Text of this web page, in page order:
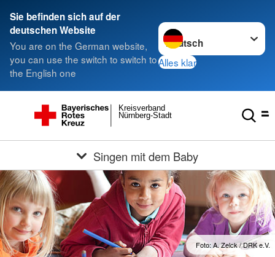
Sie befinden sich auf der
deutschen Website
You are on the German website,
you can use the switch to switch to
the English one
Sprache wechseln zu
Alles klar
Nürnberg-Stadt
Kreisverband
Singen mit dem Baby
Foto: A. Zelck / DRK e.V.